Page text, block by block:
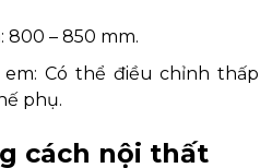
800 – 850 mm.
Có thể điều chỉnh thấp
phụ.
cách nội thất